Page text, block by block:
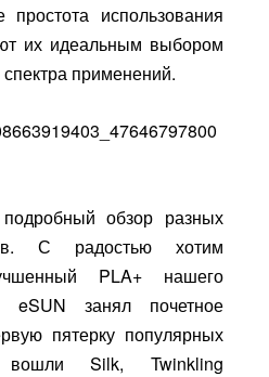
использования
их идеальным выбором
применений.
обзор разных
С радостью хотим
PLA+ нашего
eSUN занял почетное
пятерку популярных
вошли Silk, Twinkling